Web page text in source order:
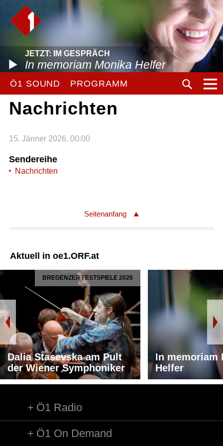
JETZT: IM GESPRÄCH
In memoriam Monika Helfer
Ö1 SOUND PROGRAMM
Nachrichten
15. Jänner 2026, 00:00
Sendereihe
Nachrichten
Seitenanfang
Aktuell in oe1.ORF.at
BREGENZER FESTSPIELE 2026
Dalia Stasevska am Pult
der Wiener Symphoniker
In memoriam
Helfer
Ö1 Radio
Ö1 On Demand